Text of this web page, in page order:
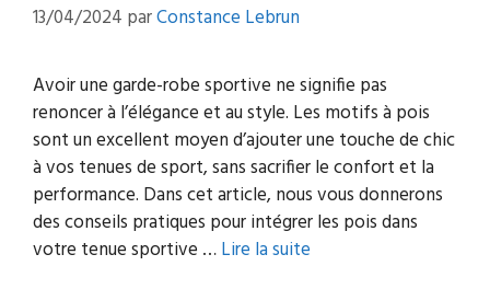
13/04/2024 parConstance Lebrun
Avoir une garde-robe sportive ne signifie pas
renoncer à l’élégance et au style. Les motifs à pois
sont un excellent moyen d’ajouter une touche de chic
à vos tenues de sport, sans sacrifier le confort et la
performance. Dans cet article, nous vous donnerons
des conseils pratiques pour intégrer les pois dans
votre tenue sportive …Lire la suite